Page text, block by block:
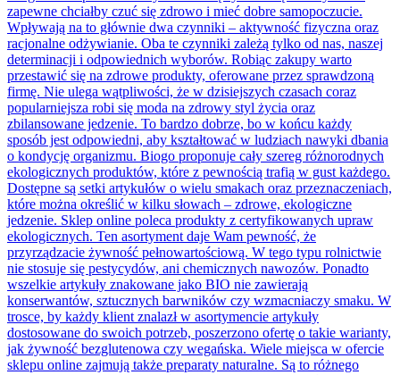
zapewne chciałby czuć się zdrowo i mieć dobre samopoczucie.
Wpływają na to głównie dwa czynniki – aktywność fizyczna oraz
racjonalne odżywianie. Oba te czynniki zależą tylko od nas, naszej
determinacji i odpowiednich wyborów. Robiąc zakupy warto
przestawić się na zdrowe produkty, oferowane przez sprawdzoną
firmę. Nie ulega wątpliwości, że w dzisiejszych czasach coraz
popularniejsza robi się moda na zdrowy styl życia oraz
zbilansowane jedzenie. To bardzo dobrze, bo w końcu każdy
sposób jest odpowiedni, aby kształtować w ludziach nawyki dbania
o kondycję organizmu. Biogo proponuje cały szereg różnorodnych
ekologicznych produktów, które z pewnością trafią w gust każdego.
Dostępne są setki artykułów o wielu smakach oraz przeznaczeniach,
które można określić w kilku słowach – zdrowe, ekologiczne
jedzenie. Sklep online poleca produkty z certyfikowanych upraw
ekologicznych. Ten asortyment daje Wam pewność, że
przyrządzacie żywność pełnowartościową. W tego typu rolnictwie
nie stosuje się pestycydów, ani chemicznych nawozów. Ponadto
wszelkie artykuły znakowane jako BIO nie zawierają
konserwantów, sztucznych barwników czy wzmacniaczy smaku. W
trosce, by każdy klient znalazł w asortymencie artykuły
dostosowane do swoich potrzeb, poszerzono ofertę o takie warianty,
jak żywność bezglutenowa czy wegańska. Wiele miejsca w ofercie
sklepu online zajmują także preparaty naturalne. Są to różnego